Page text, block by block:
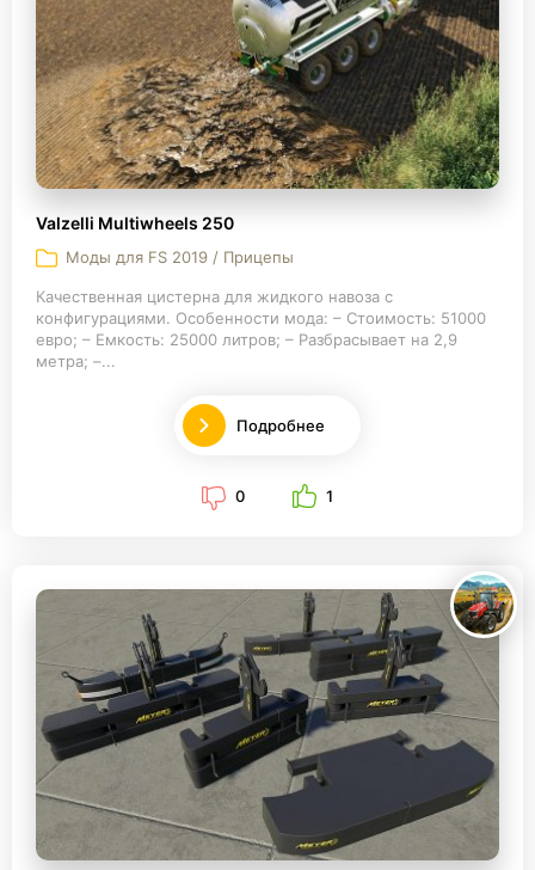
Valzelli Multiwheels 250
Моды для FS 2019 / Прицепы
Качественная цистерна для жидкого навоза с
конфигурациями. Особенности мода: – Стоимость: 51000
евро; – Емкость: 25000 литров; – Разбрасывает на 2,9
метра; –...
Подробнее
0 1